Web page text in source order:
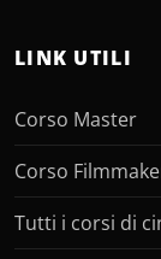
LINK UTILI
Corso Master
Corso
Tutti i corsi di